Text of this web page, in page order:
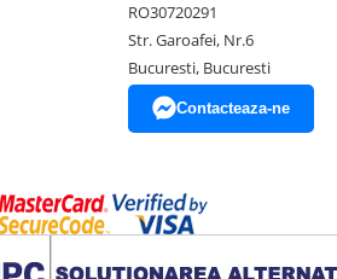
RO30720291
Str. Garoafei, Nr.6
Bucuresti, Bucuresti
Contacteaza-ne